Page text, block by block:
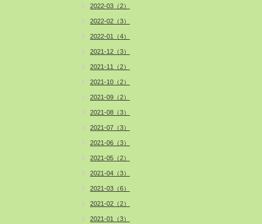
2022-03（2）
2022-02（3）
2022-01（4）
2021-12（3）
2021-11（2）
2021-10（2）
2021-09（2）
2021-08（3）
2021-07（3）
2021-06（3）
2021-05（2）
2021-04（3）
2021-03（6）
2021-02（2）
2021-01（3）